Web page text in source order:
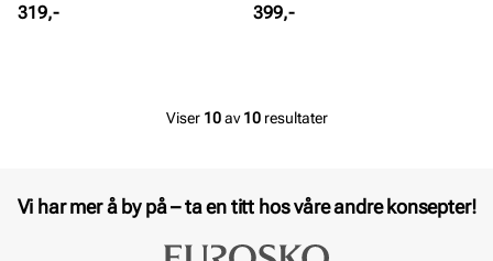
Pris
319,- Pris
399,-
Viser 10av10resultater
Vi har mer å by på – ta en titt hos våre andre konsepter!